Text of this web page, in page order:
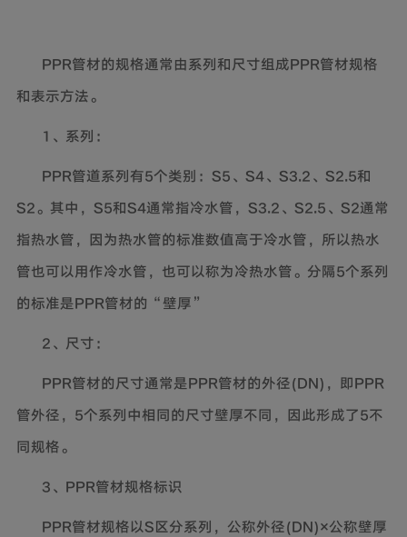
PPR管材的规格通常由系列和尺寸组成PPR管材规格
和表示方法。
1 、系列：
PPR管道系列有5个类别：S5、S4、S3.2、S2.5和
S2。其中，S5和S4通常指冷水管，S3.2、S2.5、S2通常
指热水管，因为热水管的标准数值高于冷水管，所以热水
管也可以用作冷水管，也可以称为冷热水管。分隔5个系列
的标准是PPR管材的“壁厚”
2、尺寸：
PPR管材的尺寸通常是PPR管材的外径(DN)，即PPR
管外径，5个系列中相同的尺寸壁厚不同，因此形成了5不
同规格。
3、PPR管材规格标识
PPR管材规格以S区分系列，公称外径(DN)×公称壁厚